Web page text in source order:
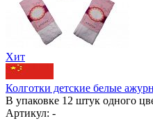
Хит
Колготки детские белые
В упаковке 12 штук одного
Артикул: -